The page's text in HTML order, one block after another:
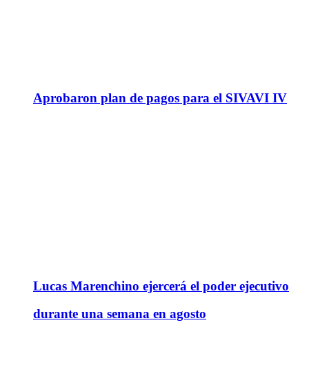
Aprobaron plan de pagos para el SIVAVI IV
Lucas Marenchino ejercerá el poder ejecutivo
durante una semana en agosto